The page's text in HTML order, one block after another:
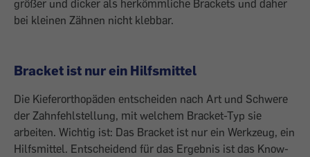
größer und dicker als herkömm­liche Brackets und daher
bei kleinen Zähnen nicht klebbar.
Bracket ist nur ein Hilfsmittel
Die Kieferorthopäden entscheiden nach Art und Schwere
der Zahnfehlstellung, mit ­welchem Bracket-Typ sie
arbeiten. Wichtig ist: Das Bracket ist nur ein Werkzeug, ein
Hilfsmittel. Entscheidend für das Ergebnis ist das Know-